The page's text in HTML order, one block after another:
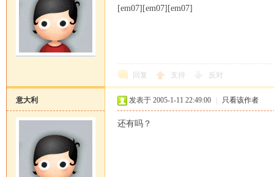
[em07][em07][em07]
回复 支持 反对
意大利 发表于 2005-1-11 22:49:00 只看该作者
还有吗？